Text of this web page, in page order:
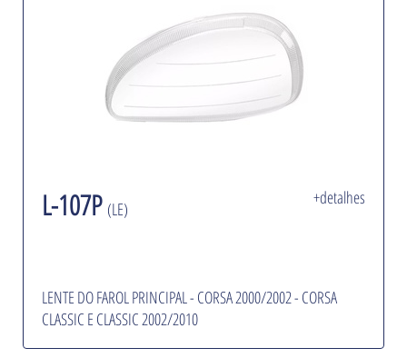
L-107P (LE)
+detalhes
LENTE DO FAROL PRINCIPAL - CORSA 2000/2002 - CORSA
CLASSIC E CLASSIC 2002/2010